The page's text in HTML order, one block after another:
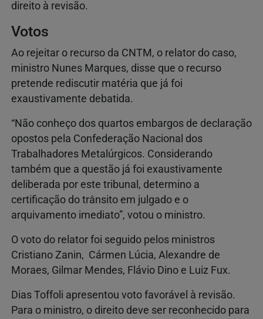
direito à revisão.
Votos
Ao rejeitar o recurso da CNTM, o relator do caso,
ministro Nunes Marques, disse que o recurso
pretende rediscutir matéria que já foi
exaustivamente debatida.
“Não conheço dos quartos embargos de declaração
opostos pela Confederação Nacional dos
Trabalhadores Metalúrgicos. Considerando
também que a questão já foi exaustivamente
deliberada por este tribunal, determino a
certificação do trânsito em julgado e o
arquivamento imediato”, votou o ministro.
O voto do relator foi seguido pelos ministros
Cristiano Zanin, Cármen Lúcia, Alexandre de
Moraes, Gilmar Mendes, Flávio Dino e Luiz Fux.
Dias Toffoli apresentou voto favorável à revisão.
Para o ministro, o direito deve ser reconhecido para